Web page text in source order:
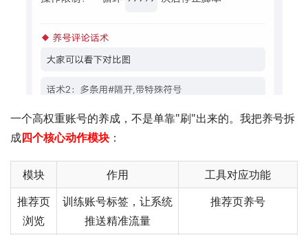
一个高权重账号的养成，不是单靠"刷"出来的。我把养号拆
成四个核心动作模块 ：
模块 作用
工具对应功能
推荐页
浏览
训练账号标签，让系统
推送精准流量
推荐页养号